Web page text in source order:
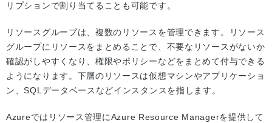
リプションで割り当てることも可能です。
リソースグループは、複数のリソースを管理できます。リソース
グループにリソースをまとめることで、不要なリソースがないか
確認がしやすくなり、権限やポリシーなどをまとめて付与できる
ようになります。下層のリソースは仮想マシンやアプリケーショ
ン、SQLデータベースなどインスタンスを指します。
Azureではリソース管理にAzure Resource Managerを提供して